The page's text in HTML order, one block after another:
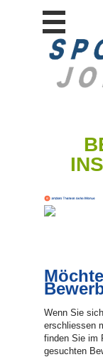
Lehrstellen
inserieren
Wenn Sie
erschliessen
finden Sie im
gesuchten